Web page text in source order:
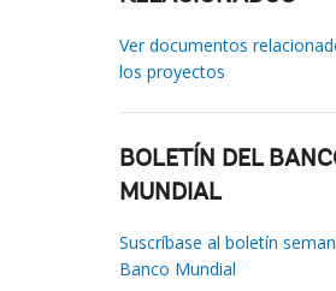
Ver documentos
los proyectos
BOLETÍN DEL
MUNDIAL
Suscríbase al boletín
Banco Mundial